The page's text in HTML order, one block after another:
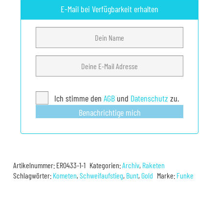
E-Mail bei Verfügbarkeit erhalten
Ich stimme denAGB und Datenschutz zu.
Benachrichtige mich
Artikelnummer: ER0433-1-1 Kategorien:Archiv, Raketen
Schlagwörter: Kometen, Schweifaufstieg, Bunt, Gold Marke: Funke